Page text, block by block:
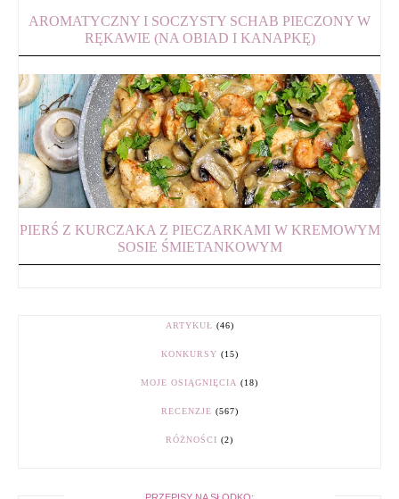
AROMATYCZNY I SOCZYSTY SCHAB PIECZONY W
RĘKAWIE (NA OBIAD I KANAPKĘ)
PIERŚ Z KURCZAKA Z PIECZARKAMI W KREMOWYM
SOSIE ŚMIETANKOWYM
ARTYKUŁ (46)
KONKURSY (15)
MOJE OSIĄGNIĘCIA (18)
RECENZJE (567)
RÓŻNOŚCI (2)